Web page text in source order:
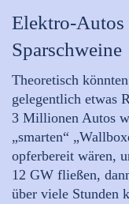
Elektro-Autos
Sparschweine
Theoretisch
gelegentlich etwas
3 Millionen Autos
„smarten“
opferbereit wären,
12 GW fließen,
über viele Stunden